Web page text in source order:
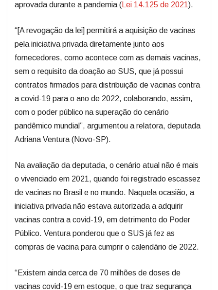
aprovada durante a pandemia (Lei 14.125 de 2021).
“[A revogação da lei] permitirá a aquisição de vacinas
pela iniciativa privada diretamente junto aos
fornecedores, como acontece com as demais vacinas,
sem o requisito da doação ao SUS, que já possui
contratos firmados para distribuição de vacinas contra
a covid-19 para o ano de 2022, colaborando, assim,
com o poder público na superação do cenário
pandêmico mundial”, argumentou a relatora, deputada
Adriana Ventura (Novo-SP).
Na avaliação da deputada, o cenário atual não é mais
o vivenciado em 2021, quando foi registrado escassez
de vacinas no Brasil e no mundo. Naquela ocasião, a
iniciativa privada não estava autorizada a adquirir
vacinas contra a covid-19, em detrimento do Poder
Público. Ventura ponderou que o SUS já fez as
compras de vacina para cumprir o calendário de 2022.
“Existem ainda cerca de 70 milhões de doses de
vacinas covid-19 em estoque, o que traz segurança